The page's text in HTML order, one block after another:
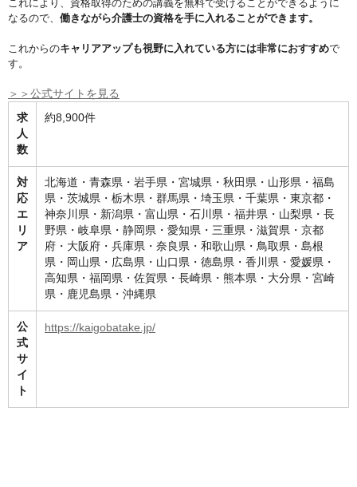
これにより、資格取得のための講義を無料で受けることができるように
なるので、 働きながら介護士の資格を手に入れることができます。
これからのキャリアアップも視野に入れている方には非常におすすめで
す。
＞＞公式サイトを見る
求
人
数
約8,900件
対
応
エ
リ
ア
北海道・青森県・岩手県・宮城県・秋田県・山形県・福島
県・茨城県・栃木県・群馬県・埼玉県・千葉県・東京都・
神奈川県・新潟県・富山県・石川県・福井県・山梨県・長
野県・岐阜県・静岡県・愛知県・三重県・滋賀県・京都
府・大阪府・兵庫県・奈良県・和歌山県・鳥取県・島根
県・岡山県・広島県・山口県・徳島県・香川県・愛媛県・
高知県・福岡県・佐賀県・長崎県・熊本県・大分県・宮崎
県・鹿児島県・沖縄県
公
式
サ
イ
ト
https://kaigobatake.jp/